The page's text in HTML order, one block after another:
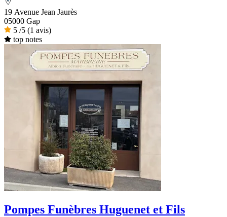
19 Avenue Jean Jaurès
05000 Gap
5 /5 (1 avis)
top notes
Pompes Funèbres Huguenet et Fils